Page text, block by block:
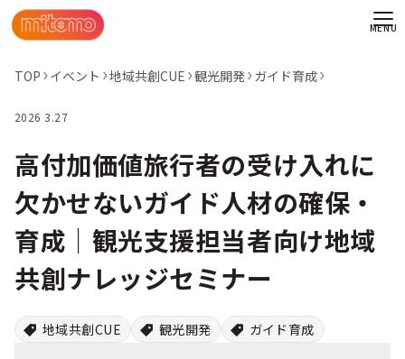
TOP イベント 地域共創CUE 観光開発 ガイド育成
2026 3.27
高付加価値旅行者の受け入れに
欠かせないガイド人材の確保・
育成｜観光支援担当者向け地域
共創ナレッジセミナー
地域共創CUE 観光開発 ガイド育成